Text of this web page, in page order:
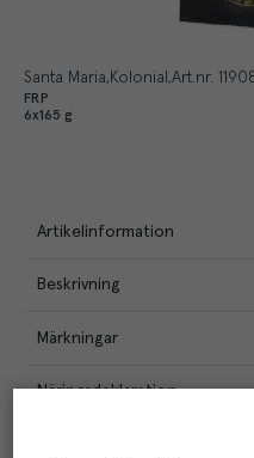
Santa Maria Kolonial Art.nr.
FRP
6x165 g
Artikelinformation
Beskrivning
Märkningar
Näringsdeklaration